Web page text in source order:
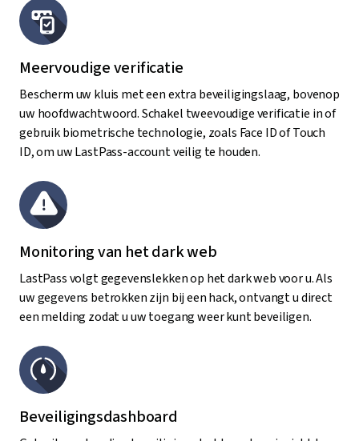
Meervoudige verificatie
Bescherm uw kluis met een extra beveiligingslaag, bovenop
uw hoofdwachtwoord. Schakel tweevoudige verificatie in of
gebruik biometrische technologie, zoals Face ID of Touch
ID, om uw LastPass-account veilig te houden.
Monitoring van het dark web
LastPass volgt gegevenslekken op het dark web voor u. Als
uw gegevens betrokken zijn bij een hack, ontvangt u direct
een melding zodat u uw toegang weer kunt beveiligen.
Beveiligingsdashboard